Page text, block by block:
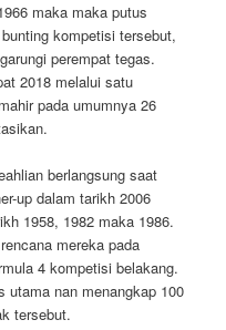
maka maka putus
kompetisi tersebut,
perempat tegas.
2018 melalui satu
pada umumnya 26
berlangsung saat
up dalam tarikh 2006
1958, 1982 maka 1986.
mereka pada
4 kompetisi belakang.
utama nan menangkap 100
tersebut.